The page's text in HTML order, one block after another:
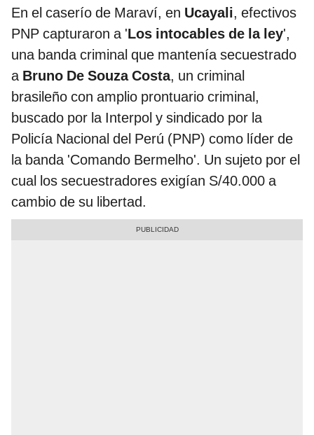
En el caserío de Maraví, en Ucayali, efectivos
PNP capturaron a 'Los intocables de la ley',
una banda criminal que mantenía secuestrado
a Bruno De Souza Costa, un criminal
brasileño con amplio prontuario criminal,
buscado por la Interpol y sindicado por la
Policía Nacional del Perú (PNP) como líder de
la banda 'Comando Bermelho'. Un sujeto por el
cual los secuestradores exigían S/40.000 a
cambio de su libertad.